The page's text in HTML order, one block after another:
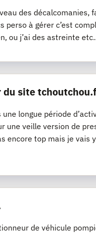
des décalcomanies,
perso à gérer c’est
ou j’ai des astreinte
du site
une longue période
une veille version de
encore top mais je
de véhicule